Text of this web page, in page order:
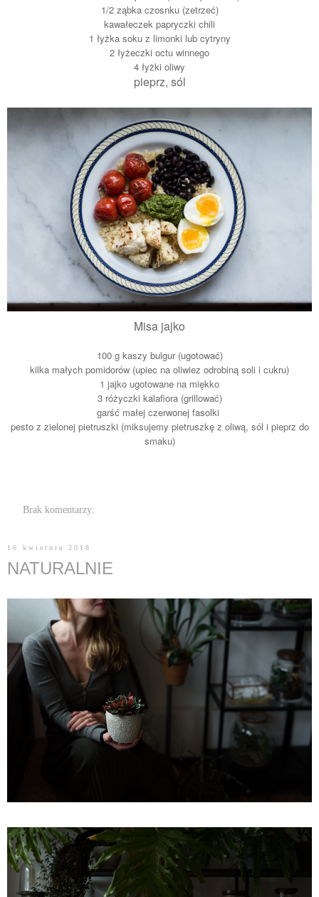
1/2 ząbka czosnku (zetrzeć)
kawałeczek papryczki chili
1 łyżka soku z limonki lub cytryny
2 łyżeczki octu winnego
4 łyżki oliwy
pieprz, sól
Misa jajko
100 g kaszy bulgur (ugotować)
kilka małych pomidorów (upiec na oliwiez odrobiną soli i cukru)
1 jajko ugotowane na miękko
3 różyczki kalafiora (grillować)
garść małej czerwonej fasolki
pesto z zielonej pietruszki (miksujemy pietruszkę z oliwą, sól i pieprz do
smaku)
Brak komentarzy:
16 kwietnia 2018
NATURALNIE